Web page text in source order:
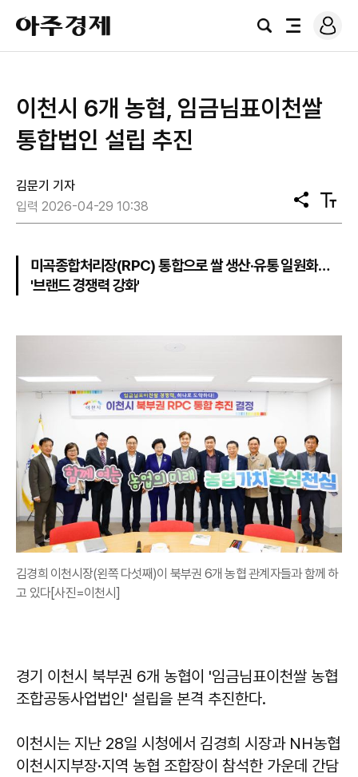
아
주
경
검
전
로
그
이천시 6개 농협, 임금님표이천쌀
통합법인 설립 추진
김문기 기자
입력 2026-04-29 10:38
공
유
텍
스
미곡종합처리장(RPC) 통합으로 쌀 생산·유통 일원화…
'브랜드 경쟁력 강화'
김경희 이천시장(왼쪽 다섯째)이 북부권 6개 농협 관계자들과 함께 하
고 있다[사진=이천시]
경기 이천시 북부권 6개 농협이 '임금님표이천쌀 농협
조합공동사업법인' 설립을 본격 추진한다.
이천시는 지난 28일 시청에서 김경희 시장과 NH농협
이천시지부장·지역 농협 조합장이 참석한 가운데 간담